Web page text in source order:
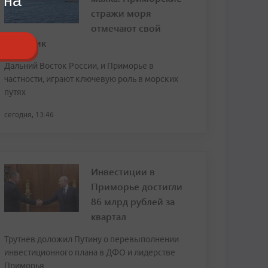
стражи моря
отмечают свой
праздник
Дальний Восток России, и Приморье в
частности, играют ключевую роль в морских
путях
сегодня, 13:46
Инвестиции в
Приморье достигли
86 млрд рублей за
квартал
Трутнев доложил Путину о перевыполнении
инвестиционного плана в ДФО и лидерстве
Приморья